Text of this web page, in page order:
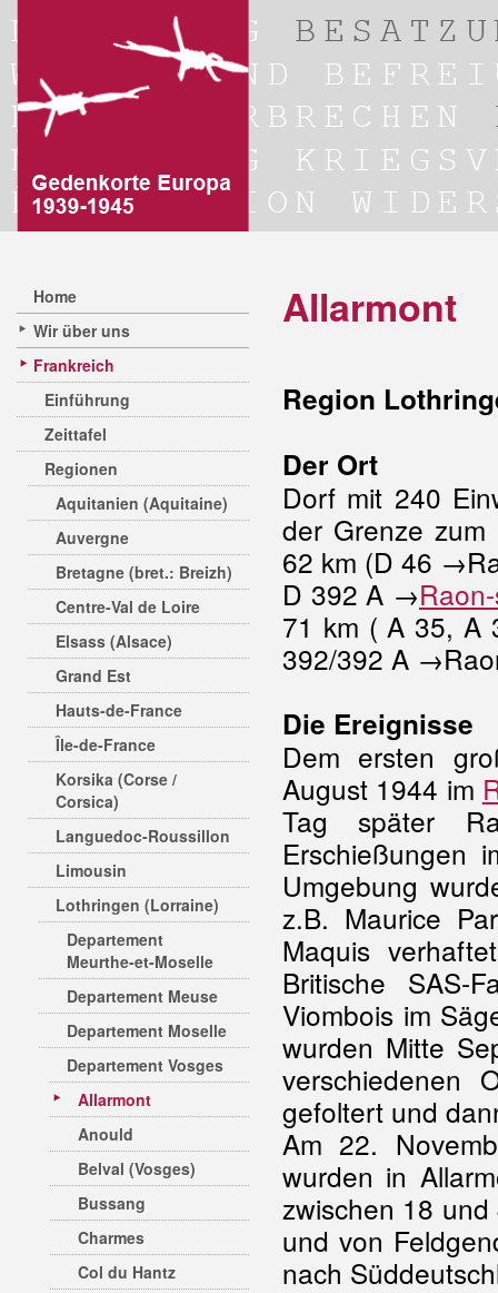
Home
Wir über uns
Frankreich
Einführung
Zeittafel
Regionen
Aquitanien (Aquitaine)
Auvergne
Bretagne (bret.: Breizh)
Centre-Val de Loire
Elsass (Alsace)
Grand Est
Hauts-de-France
Île-de-France
Korsika (Corse /
Corsica)
Languedoc-Roussillon
Limousin
Lothringen (Lorraine)
Departement
Meurthe-et-Moselle
Departement Meuse
Departement Moselle
Departement Vosges
Allarmont
Anould
Belval (Vosges)
Bussang
Charmes
Col du Hantz
Allarmont
Region
Der Ort
Dorf mit 240
der Grenze
62 km (D 46
D 392 A →
71 km ( A 35,
392/392 A
Die Ereignisse
Dem ersten
August 1944 im
Tag später
Erschießungen
Umgebung
z.B. Maurice
Maquis
Britische SAS-
Viombois im
wurden Mitte
verschiedenen
gefoltert und
Am 22.
wurden in
zwischen 18
und von
nach